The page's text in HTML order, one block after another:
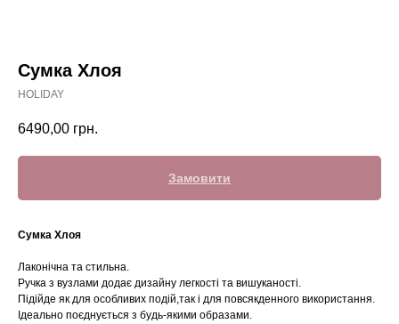
Сумка Хлоя
HOLIDAY
6490,00 грн.
Замовити
Сумка Хлоя
Лаконічна та стильна.
Ручка з вузлами додає дизайну легкості та вишуканості.
Підійде як для особливих подій,так і для повсякденного використання.
Ідеально поєднується з будь-якими образами.